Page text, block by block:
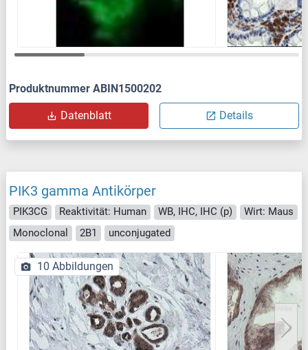
Produktnummer ABIN1500202
Datenblatt Details
PIK3 gamma Antikörper
PIK3CG Reaktivität: Human WB, IHC, IHC (p)
Wirt: Maus
Monoclonal
2B1 unconjugated
10 Abbildungen